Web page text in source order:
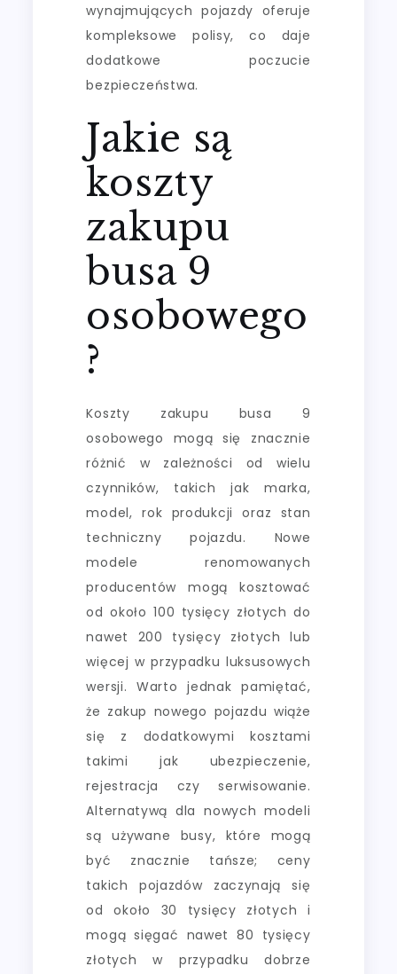
wynajmujących pojazdy oferuje
kompleksowe polisy, co daje
dodatkowe poczucie
bezpieczeństwa.
Jakie są
koszty
zakupu
busa 9
osobowego
?
Koszty zakupu busa 9
osobowego mogą się znacznie
różnić w zależności od wielu
czynników, takich jak marka,
model, rok produkcji oraz stan
techniczny pojazdu. Nowe
modele renomowanych
producentów mogą kosztować
od około 100 tysięcy złotych do
nawet 200 tysięcy złotych lub
więcej w przypadku luksusowych
wersji. Warto jednak pamiętać,
że zakup nowego pojazdu wiąże
się z dodatkowymi kosztami
takimi jak ubezpieczenie,
rejestracja czy serwisowanie.
Alternatywą dla nowych modeli
są używane busy, które mogą
być znacznie tańsze; ceny
takich pojazdów zaczynają się
od około 30 tysięcy złotych i
mogą sięgać nawet 80 tysięcy
złotych w przypadku dobrze